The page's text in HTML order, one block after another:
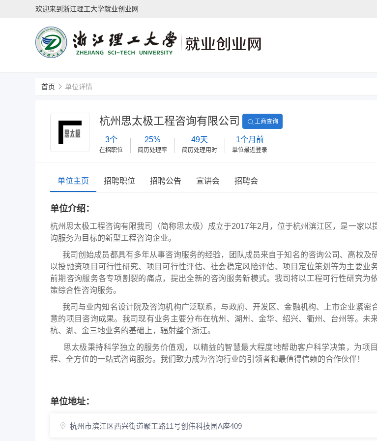
欢迎来到浙江理工大学就业创业网
首页 单位详情
杭州思太极工程咨询有限公司 工商查询
3个
在招职位
25%
简历处理率
49天
简历处理用时
1个月前
单位最近登录
单位主页 招聘职位 招聘公告 宣讲会 招聘会
单位介绍：
杭州思太极工程咨询有限我司（简称思太极）成立于2017年2月，位于杭州滨江区，是一家以
询服务为目标的新型工程咨询企业。
我司创始成员都具有多年从事咨询服务的经验，团队成员来自于知名的咨询公司、高校及
以投融资项目可行性研究、项目可行性评估、社会稳定风险评估、项目定位策划等为主要业
前期咨询服务各专项割裂的痛点，提出全新的咨询服务新模式。我司将以工程可行性研究为
策综合性咨询服务。
我司与业内知名设计院及咨询机构广泛联系，与政府、开发区、金融机构、上市企业紧密
意的项目咨询成果。我司现有业务主要分布在杭州、湖州、金华、绍兴、衢州、台州等。未
杭、湖、金三地业务的基础上，辐射整个浙江。
思太极秉持科学独立的服务价值观，以精益的智慧最大程度地帮助客户科学决策，为项
程、全方位的一站式咨询服务。我们致力成为咨询行业的引领者和最值得信赖的合作伙伴！
单位地址：
杭州市滨江区西兴街道聚工路11号创伟科技园A座409